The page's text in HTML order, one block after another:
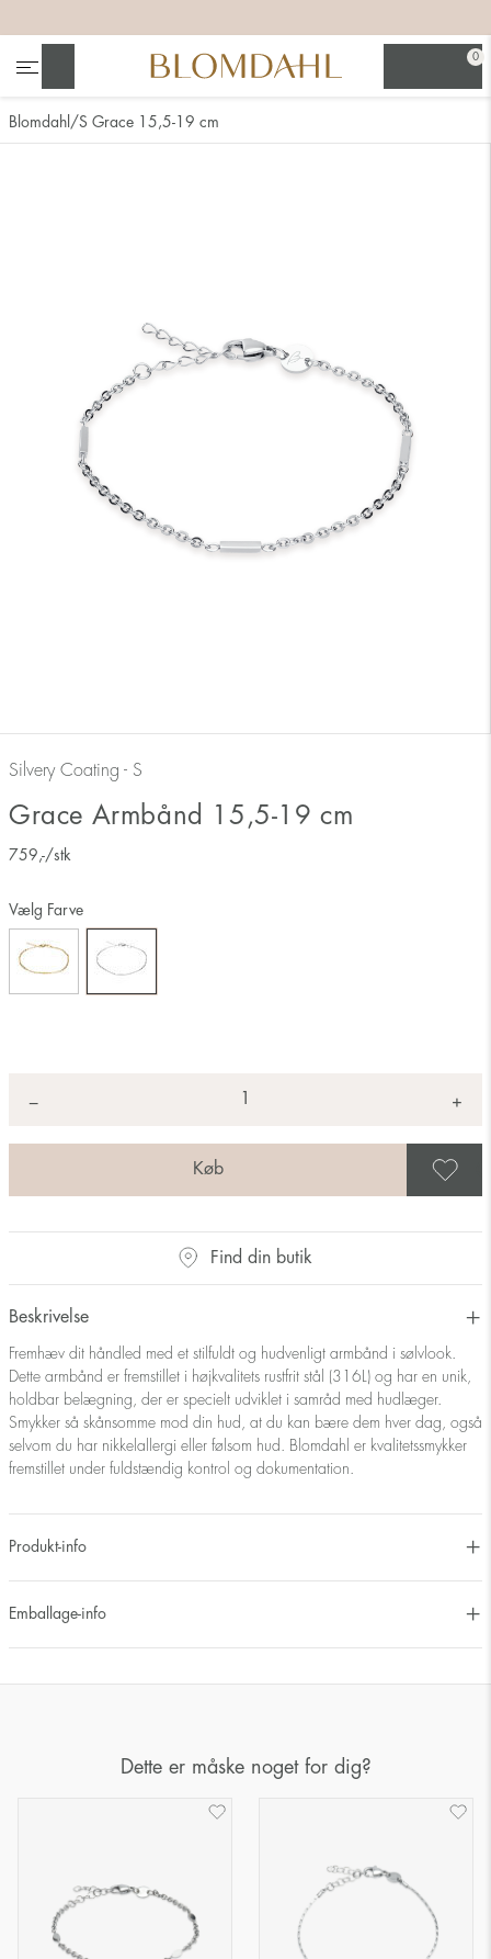
0
Blomdahl S Grace 15,5-19 cm
Silvery Coating - S
Grace Armbånd 15,5-19 cm
759 ,-/stk
Vælg Farve
− +
Find din butik
Beskrivelse
Fremhæv dit håndled med et stilfuldt og hudvenligt armbånd i sølvlook.
Dette armbånd er fremstillet i højkvalitets rustfrit stål (316L) og har en unik,
holdbar belægning, der er specielt udviklet i samråd med hudlæger.
Smykker så skånsomme mod din hud, at du kan bære dem hver dag, også
selvom du har nikkelallergi eller følsom hud. Blomdahl er kvalitetssmykker
fremstillet under fuldstændig kontrol og dokumentation.
Produkt-info
Emballage-info
Dette er måske noget for dig?